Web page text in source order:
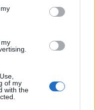
of my
with the
is az Amnézia
jártam. Voltam két
Golfban… az idén az
vagyok, hány